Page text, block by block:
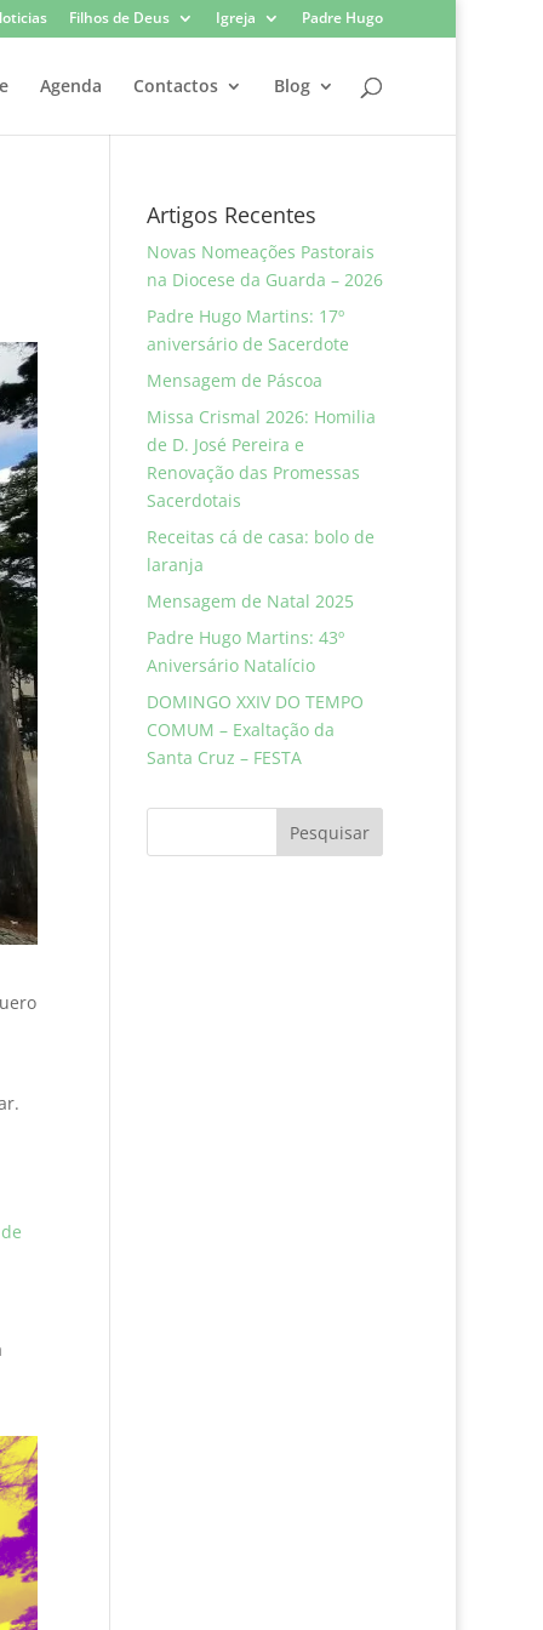
Filhos de Deus Igreja Padre Hugo
Agenda Contactos Blog
Artigos Recentes
Novas Nomeações Pastorais
na Diocese da Guarda – 2026
Padre Hugo Martins: 17º
aniversário de Sacerdote
Mensagem de Páscoa
Missa Crismal 2026: Homilia
de D. José Pereira e
Renovação das Promessas
Sacerdotais
Receitas cá de casa: bolo de
laranja
Mensagem de Natal 2025
Padre Hugo Martins: 43º
Aniversário Natalício
DOMINGO XXIV DO TEMPO
COMUM – Exaltação da
Santa Cruz – FESTA
Pesquisar